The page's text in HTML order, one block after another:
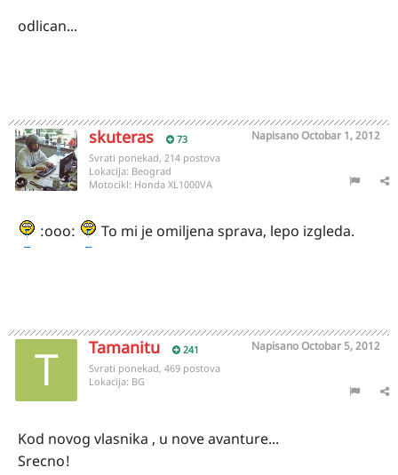
odlican...
skuteras 73 NapisanoOctobar 1, 2012
Svrati ponekad, 214 postova
Lokacija: Beograd
Motocikl: Honda XL1000VA
:ooo: To mi je omiljena sprava, lepo izgleda.
Tamanitu 241 NapisanoOctobar 5, 2012
Svrati ponekad, 469 postova
Lokacija: BG
Kod novog vlasnika , u nove avanture...
Srecno!